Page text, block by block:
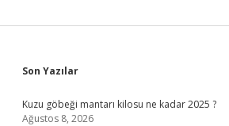
Sidebar
Son Yazılar
Kuzu göbeği mantarı kilosu ne kadar 2025 ?
Ağustos 8, 2026